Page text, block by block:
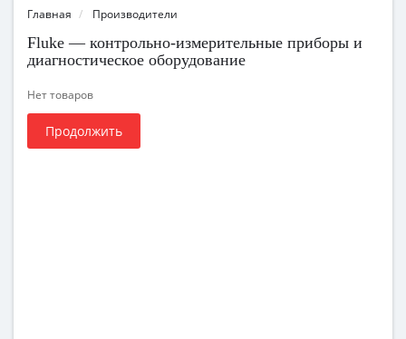
Главная Производители
Fluke — контрольно-измерительные приборы и
диагностическое оборудование
Нет товаров
Продолжить